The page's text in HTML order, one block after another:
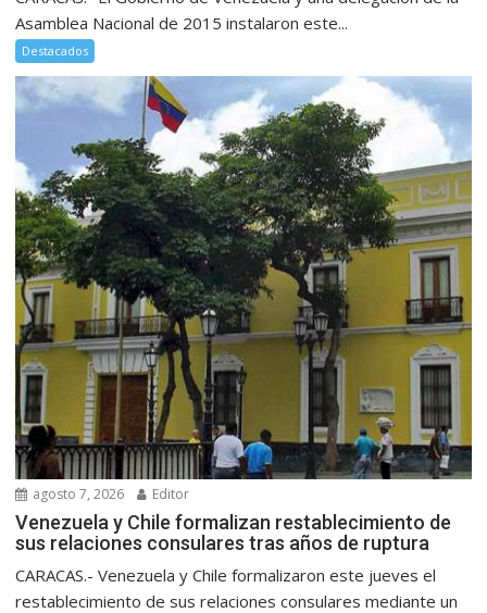
Asamblea Nacional de 2015 instalaron este...
Destacados
agosto 7, 2026 Editor
Venezuela y Chile formalizan restablecimiento de
sus relaciones consulares tras años de ruptura
CARACAS.- Venezuela y Chile formalizaron este jueves el
restablecimiento de sus relaciones consulares mediante un